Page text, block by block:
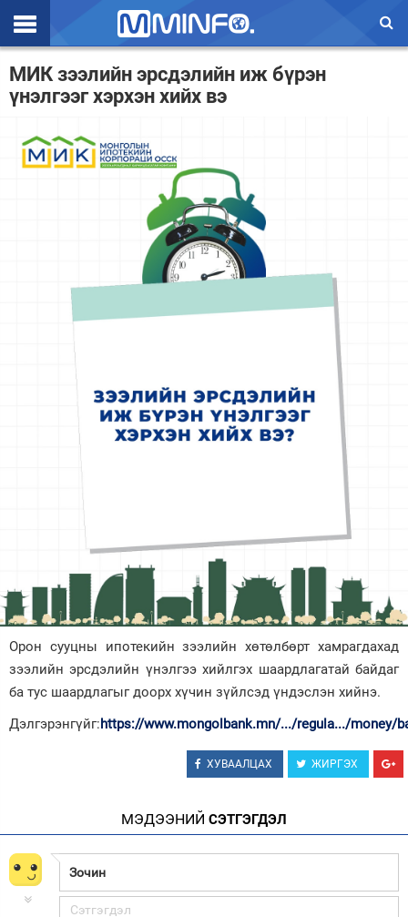
Эхлэл
Цаг агаар
Валют ханш
Энтертайнмэнт
МИК зээлийн эрсдэлийн иж бүрэн
үнэлгээг хэрхэн хийх вэ
Орон сууцны ипотекийн зээлийн хөтөлбөрт хамрагдахад
зээлийн эрсдэлийн үнэлгээ хийлгэх шаардлагатай байдаг
ба тус шаардлагыг доорх хүчин зүйлсэд үндэслэн хийнэ.
Дэлгэрэнгүйг:https://www.mongolbank.mn/.../regula.../money/
ХУВААЛЦАХ ЖИРГЭХ
МЭДЭЭНИЙ СЭТГЭГДЭЛ